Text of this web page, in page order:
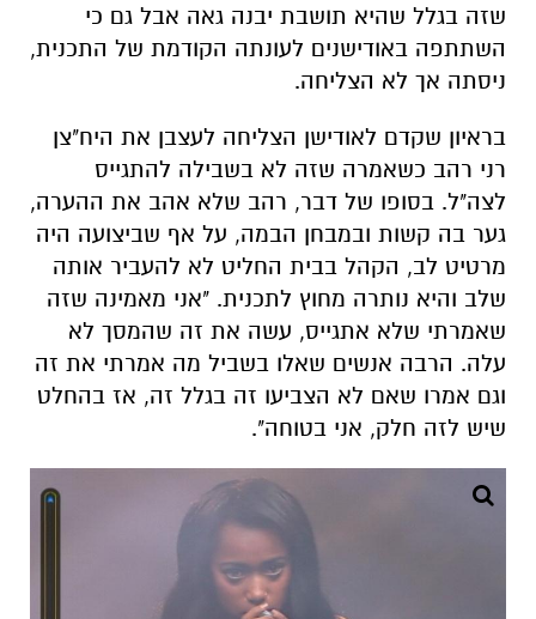
שזה בגלל שהיא תושבת יבנה גאה אבל גם כי
השתתפה באודישנים לעונתה הקודמת של התכנית,
ניסתה אך לא הצליחה.
בראיון שקדם לאודישן הצליחה לעצבן את היח"צן
רני רהב כשאמרה שזה לא בשבילה להתגייס
לצה"ל. בסופו של דבר, רהב שלא אהב את ההערה,
גער בה קשות ובמבחן הבמה, על אף שביצועה היה
מרטיט לב, הקהל בבית החליט לא להעביר אותה
שלב והיא נותרה מחוץ לתכנית. "אני מאמינה שזה
שאמרתי שלא אתגייס, עשה את זה שהמסך לא
עלה. הרבה אנשים שאלו בשביל מה אמרתי את זה
וגם אמרו שאם לא הצביעו זה בגלל זה, אז בהחלט
שיש לזה חלק, אני בטוחה".